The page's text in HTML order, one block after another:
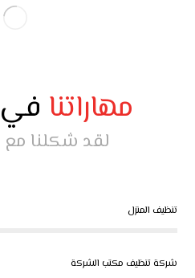
مهاراتنا في
لقد شكلنا مع
تنظيف المنزل
شركة تنظيف مكتب الشركة